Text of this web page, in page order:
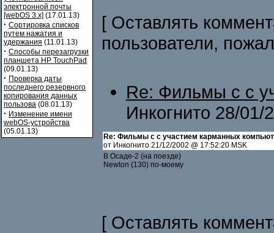
электронной почты
[webOS 3.x] (17.01.13)
· Сортировка списков
путем нажатия и
удержания (11.01.13)
· Способы перезагрузки
планшета HP TouchPad
(09.01.13)
· Проверка даты
последнего резервного
копирования данных
пользова (08.01.13)
· Изменение имени
webOS-устройства
(05.01.13)
[ Оставлять
пользователи,
Re: Фильмы с с
Инкогнито 28/01/
Re: Фильмы с с участием карманных
от Инкогнито 21/12/2002 @ 17:52:20 MSK
В Осаде-2 (на поезде)
Newton (130) по-моему
[ Оставлять